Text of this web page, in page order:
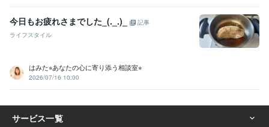
今日もお疲れさまでした_(._.)_
記事
ライフスタイル
はみた⭐︎あなたの心に寄り添う相談室⭐︎
2026/07/16 10:00